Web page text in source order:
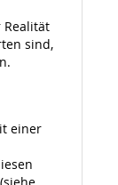
Realität
sind,
einer